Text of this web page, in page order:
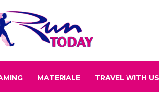
MATERIALE TRAVEL WITH US